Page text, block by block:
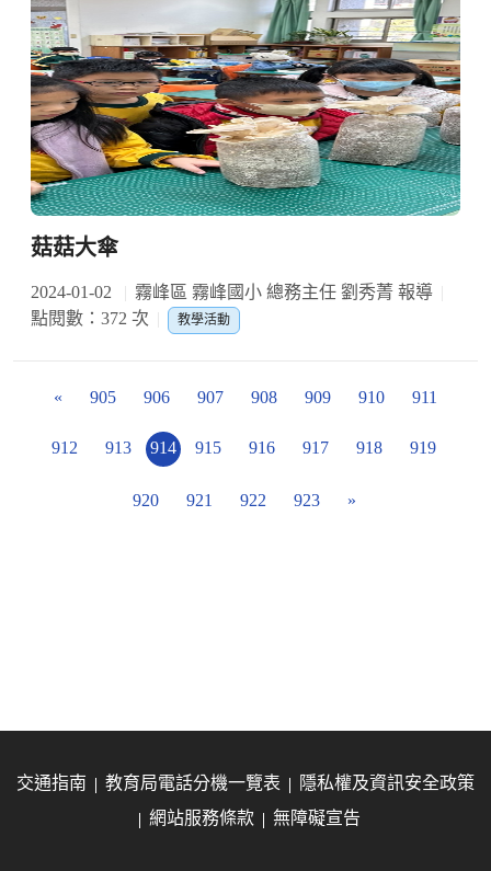
菇菇大傘
2024-01-02
霧峰區 霧峰國小 總務主任 劉秀菁 報導
點閱數：372 次
教學活動
« 905 906 907 908 909 910 911
912 913 914 915 916 917 918 919
920 921 922 923 »
交通指南 教育局電話分機一覽表
隱私權及資訊安全政策
網站服務條款
無障礙宣告